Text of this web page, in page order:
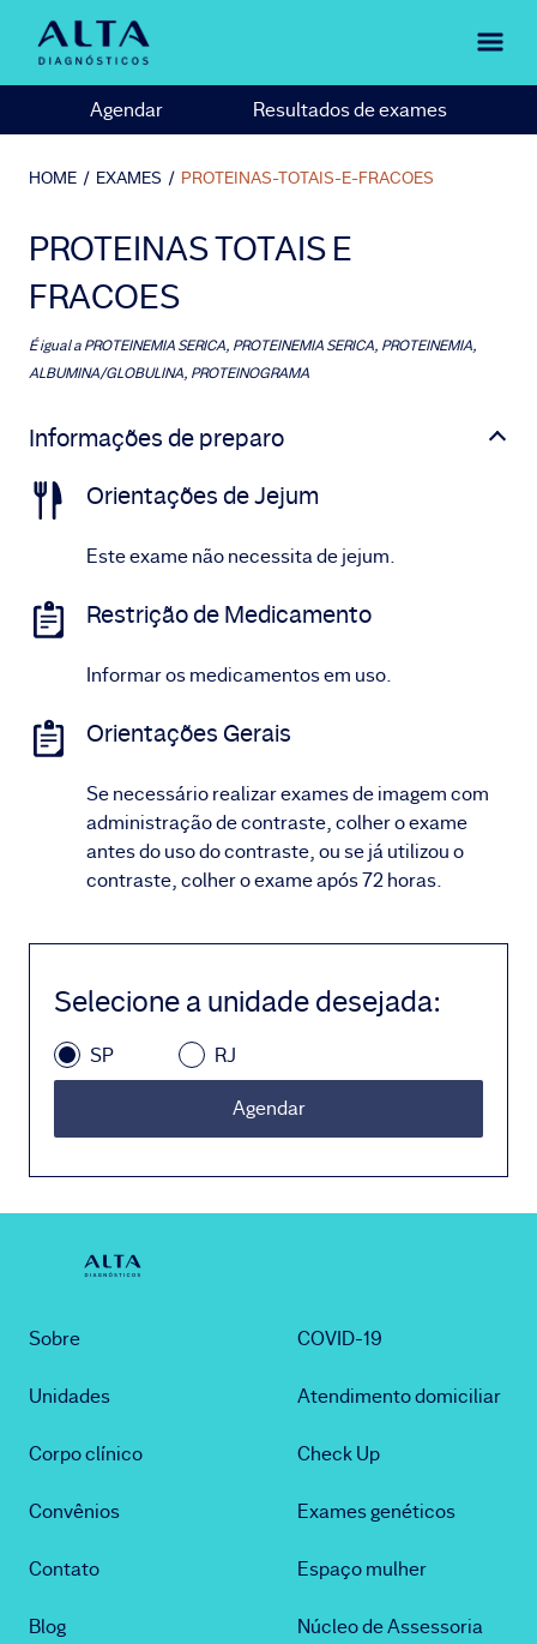
Agendar Resultados de exames
HOME / EXAMES / PROTEINAS-TOTAIS-E-FRACOES
PROTEINAS TOTAIS E
FRACOES
É igual aPROTEINEMIA SERICA, PROTEINEMIA SERICA, PROTEINEMIA,
ALBUMINA/GLOBULINA, PROTEINOGRAMA
Informações de preparo
Orientações de Jejum
Este exame não necessita de jejum.
Restrição de Medicamento
Informar os medicamentos em uso.
Orientações Gerais
Se necessário realizar exames de imagem com
administração de contraste, colher o exame
antes do uso do contraste, ou se já utilizou o
contraste, colher o exame após 72 horas.
Selecione a unidade desejada:
SP RJ
Agendar
Sobre
Unidades
Corpo clínico
Convênios
Contato
Blog
COVID-19
Atendimento domiciliar
Check Up
Exames genéticos
Espaço mulher
Núcleo de Assessoria